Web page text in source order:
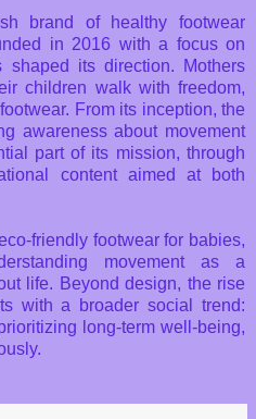
brand of healthy footwear
in 2016 with a focus on
shaped its direction. Mothers
children walk with freedom,
From its inception, the
awareness about movement
part of its mission, through
content aimed at both
friendly footwear for babies,
movement as a
life. Beyond design, the rise
with a broader social trend:
long-term well-being,